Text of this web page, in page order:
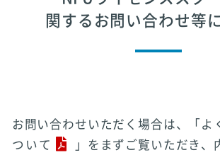
関するお問い合わせ等
お問い合わせいただく場合は、「 よ
ついて
」をまずご覧いただき、